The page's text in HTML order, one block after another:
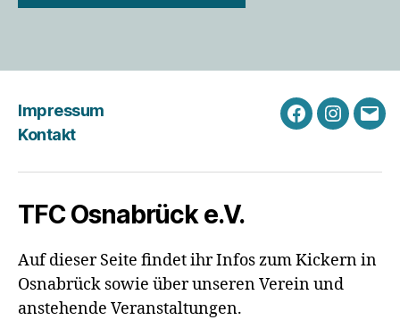
Impressum
Kontakt
Facebook
TFC Osnabrück e.V.
Auf dieser Seite findet ihr Infos zum Kickern in
Osnabrück sowie über unseren Verein und
anstehende Veranstaltungen.